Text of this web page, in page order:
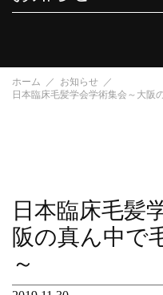
ホーム
お知らせ
日本臨床毛髪学会学術集会～大阪
日本臨床毛髪
阪の真ん中で
～